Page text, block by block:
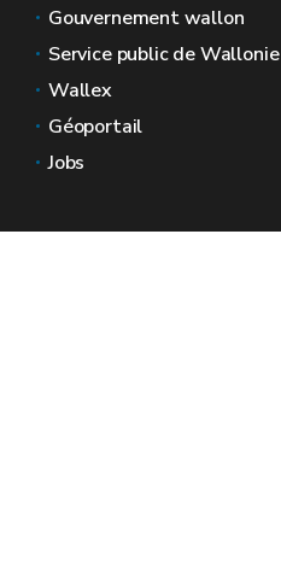
Gouvernement wallon
Service public de Wallonie
Wallex
Géoportail
Jobs